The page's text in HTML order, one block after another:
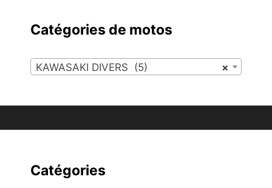
Catégories de motos
×
KAWASAKI DIVERS (5)
Catégories